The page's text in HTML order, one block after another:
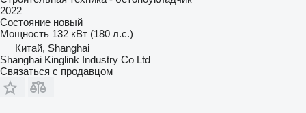
2022
Состояние новый
Мощность 132 кВт (180 л.с.)
Китай, Shanghai
Shanghai Kinglink Industry Co Ltd
Связаться с продавцом